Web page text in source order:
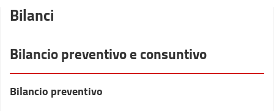
Bilanci
Bilancio preventivo e consuntivo
Bilancio preventivo